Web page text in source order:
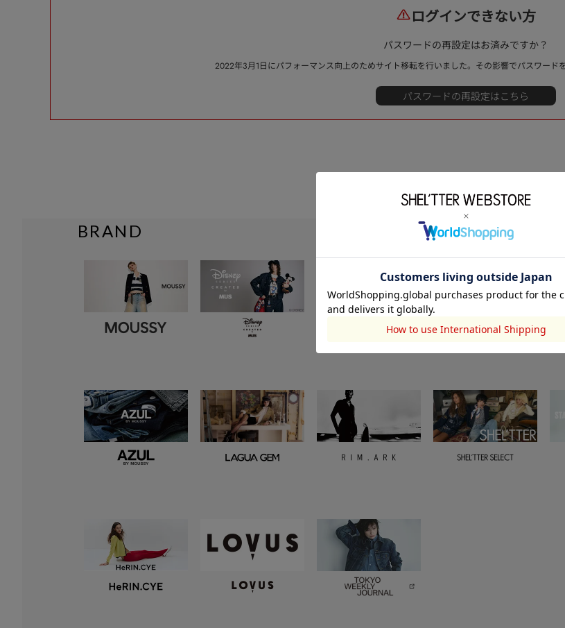
ログインできない方
パスワードの再設定はお済みですか？
2022年3月1日にパフォーマンス向上のためサイト移転を行いました。その影響でパスワード
BRAND